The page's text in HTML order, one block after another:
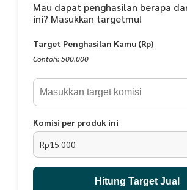
Mau dapat penghasilan berapa
ini? Masukkan targetmu!
Target Penghasilan Kamu (Rp)
Contoh: 500.000
Komisi per produk ini
Rp15.000
Hitung Target Jual